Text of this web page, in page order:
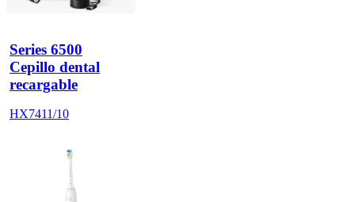
Series 6500
Cepillo dental
recargable
HX7411/10